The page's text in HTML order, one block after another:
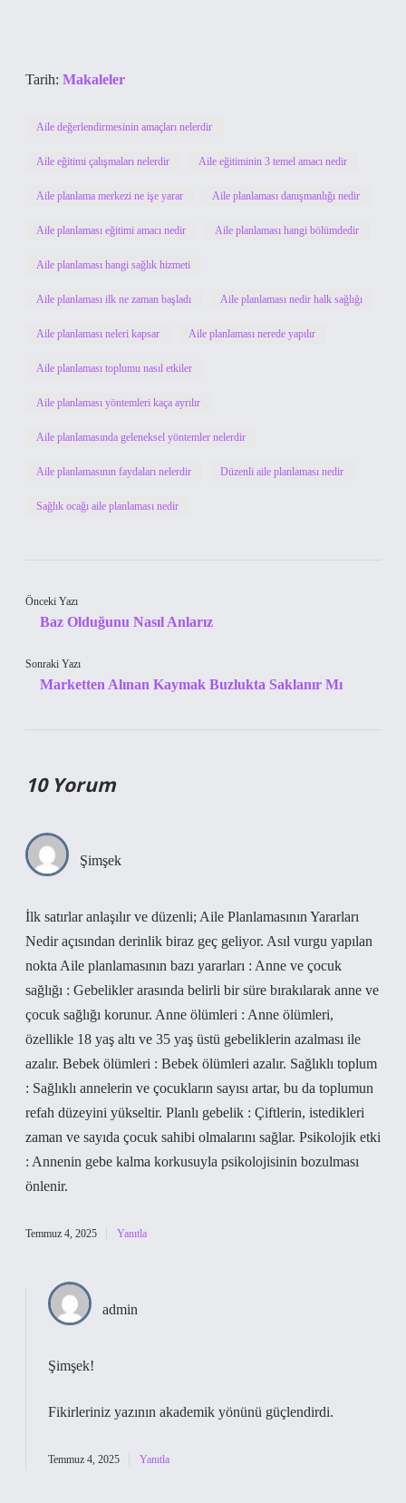
Tarih: Makaleler
Aile değerlendirmesinin amaçları nelerdir
Aile eğitimi çalışmaları nelerdir Aile eğitiminin 3 temel amacı nedir
Aile planlama merkezi ne işe yarar Aile planlaması danışmanlığı nedir
Aile planlaması eğitimi amacı nedir Aile planlaması hangi bölümdedir
Aile planlaması hangi sağlık hizmeti
Aile planlaması ilk ne zaman başladı Aile planlaması nedir halk sağlığı
Aile planlaması neleri kapsar Aile planlaması nerede yapılır
Aile planlaması toplumu nasıl etkiler
Aile planlaması yöntemleri kaça ayrılır
Aile planlamasında geleneksel yöntemler nelerdir
Aile planlamasının faydaları nelerdir Düzenli aile planlaması nedir
Sağlık ocağı aile planlaması nedir
Önceki Yazı
Baz Olduğunu Nasıl Anlarız
Sonraki Yazı
Marketten Alınan Kaymak Buzlukta Saklanır Mı
10 Yorum
Şimşek
İlk satırlar anlaşılır ve düzenli; Aile Planlamasının Yararları
Nedir açısından derinlik biraz geç geliyor. Asıl vurgu yapılan
nokta Aile planlamasının bazı yararları : Anne ve çocuk
sağlığı : Gebelikler arasında belirli bir süre bırakılarak anne ve
çocuk sağlığı korunur. Anne ölümleri : Anne ölümleri,
özellikle 18 yaş altı ve 35 yaş üstü gebeliklerin azalması ile
azalır. Bebek ölümleri : Bebek ölümleri azalır. Sağlıklı toplum
: Sağlıklı annelerin ve çocukların sayısı artar, bu da toplumun
refah düzeyini yükseltir. Planlı gebelik : Çiftlerin, istedikleri
zaman ve sayıda çocuk sahibi olmalarını sağlar. Psikolojik etki
: Annenin gebe kalma korkusuyla psikolojisinin bozulması
önlenir.
Temmuz 4, 2025 Yanıtla
admin
Şimşek!
Fikirleriniz yazının akademik yönünü güçlendirdi.
Temmuz 4, 2025 Yanıtla